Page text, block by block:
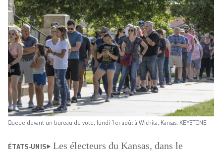
Queue devant un bureau de vote, lundi 1er août à Wichita, Kansas. KEYSTONE
ÉTATS-UNIS
Les électeurs du Kansas, dans le